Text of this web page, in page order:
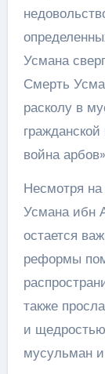
Усмана
Смерть
расколу в
война
Несмотря
Усмана ибн
остается
реформы
также
и
мусульман